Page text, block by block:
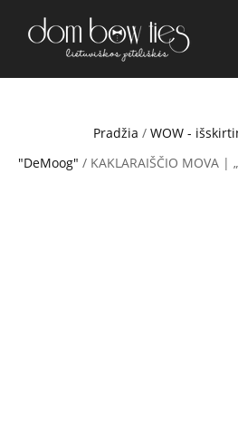
Pradžia / WOW -
"DeMoog" / KAKLARAIŠČIO MOVA |